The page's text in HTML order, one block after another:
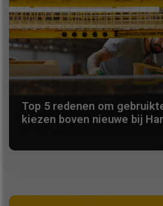
Top 5 redenen om
kiezen boven nieuwe bij